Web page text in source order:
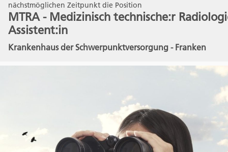
nächstmöglichen Zeitpunkt die Position
MTRA - Medizinisch technische:r
Assistent:in
Krankenhaus der Schwerpunktversorgung - Franken